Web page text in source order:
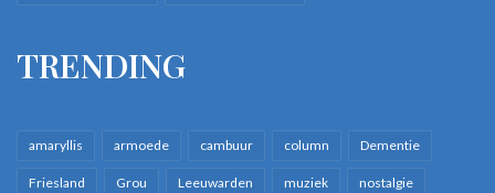
TRENDING
amaryllis armoede cambuur column Dementie
Friesland Grou Leeuwarden muziek nostalgie